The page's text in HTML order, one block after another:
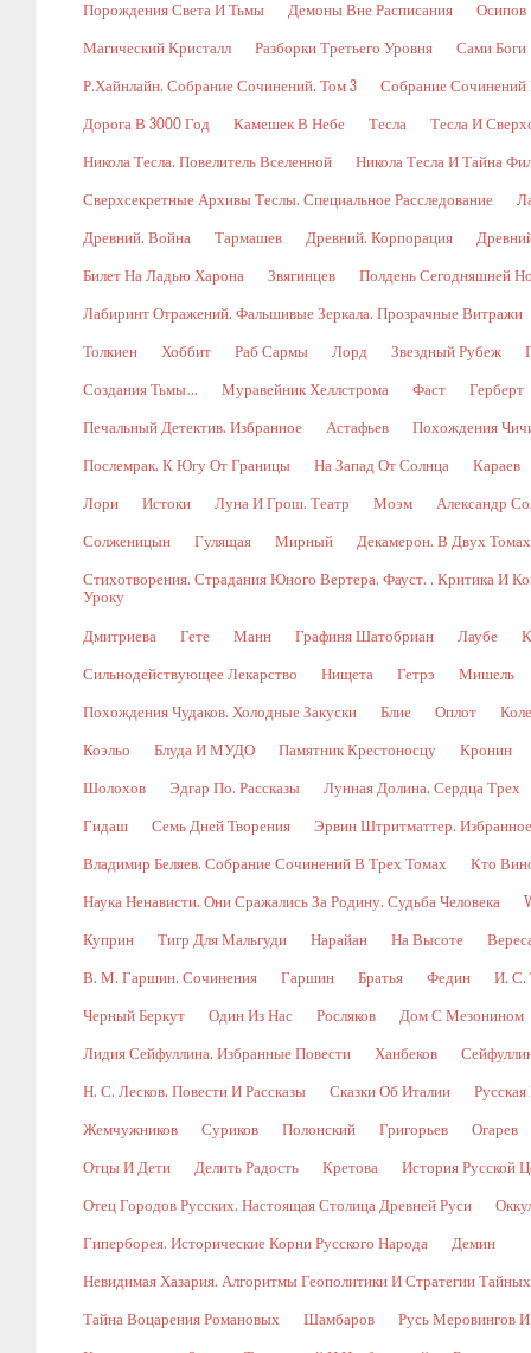
Порождения Света И Тьмы Демоны Вне Расписания Осипов
Магический Кристалл Разборки Третьего Уровня Сами Боги
Р.Хайнлайн. Собрание Сочинений. Том 3 Собрание Сочинений
Дорога В 3000 Год Камешек В Небе Тесла Тесла И
Никола Тесла. Повелитель Вселенной Никола Тесла И Тайна
Сверхсекретные Архивы Теслы. Специальное Расследование
Древний. Война Тармашев Древний. Корпорация
Билет На Ладью Харона Звягинцев Полдень Сегодняшней
Лабиринт Отражений. Фальшивые Зеркала. Прозрачные Витражи
Толкиен Хоббит Раб Сармы Лорд Звездный Рубеж
Создания Тьмы… Муравейник Хеллстрома Фаст Герберт
Печальный Детектив. Избранное Астафьев Похождения
Послемрак. К Югу От Границы На Запад От Солнца Караев
Лори Истоки Луна И Грош. Театр Моэм Александр
Солженицын Гулящая Мирный Декамерон. В Двух
Стихотворения. Страдания Юного Вертера. Фауст. . Критика И
Уроку
Дмитриева Гете Манн Графиня Шатобриан Лаубе
Сильнодействующее Лекарство Нищета Гетрэ Мишель
Похождения Чудаков. Холодные Закуски Блие Оплот
Коэльо Блуда И МУДО Памятник Крестоносцу Кронин
Шолохов Эдгар По. Рассказы Лунная Долина. Сердца Трех
Гидаш Семь Дней Творения Эрвин Штритматтер. Избранное
Владимир Беляев. Собрание Сочинений В Трех Томах Кто
Наука Ненависти. Они Сражались За Родину. Судьба Человека
Куприн Тигр Для Мальгуди Нарайан На Высоте
В. М. Гаршин. Сочинения Гаршин Братья Федин И. С.
Черный Беркут Один Из Нас Росляков Дом С Мезонином
Лидия Сейфуллина. Избранные Повести Ханбеков
Н. С. Лесков. Повести И Рассказы Сказки Об Италии
Жемчужников Суриков Полонский Григорьев Огарев
Отцы И Дети Делить Радость Кретова История Русской
Отец Городов Русских. Настоящая Столица Древней Руси
Гиперборея. Исторические Корни Русского Народа Демин
Невидимая Хазария. Алгоритмы Геополитики И Стратегии
Тайна Воцарения Романовых Шамбаров Русь Меровингов